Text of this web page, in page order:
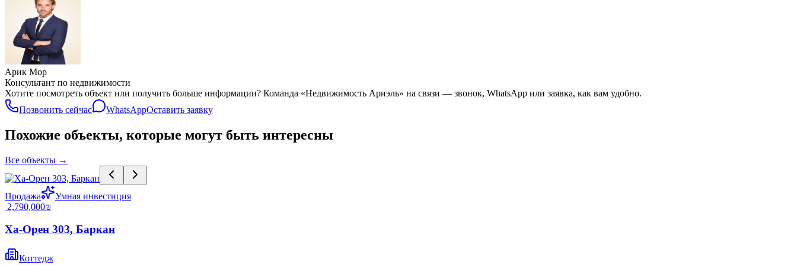
Арик Мор
Консультант по недвижимости
Хотите посмотреть объект или получить больше информации? Команда «Недвижимость Ариэль» на связи — звонок, WhatsApp или заявка, как вам удобно.
Позвонить сейчас
WhatsAppОставить заявку
Похожие объекты, которые могут быть интересны
Все объекты →
Продажа
Умная инвестиция
‏2,790,000 ‏₪
Ха-Орен 303, Баркан
Коттедж